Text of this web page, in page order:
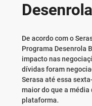
De acordo com o
Programa Desenrola
impacto nas
dívidas foram
Serasa até essa
maior do que a
plataforma.